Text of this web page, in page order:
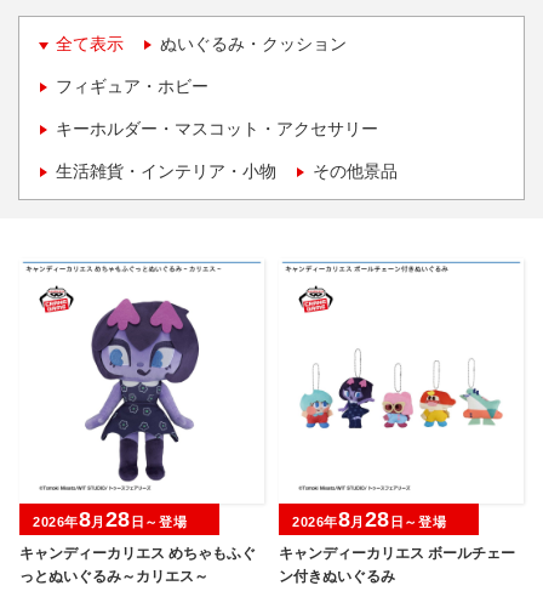
全て表示 ぬいぐるみ・クッション
フィギュア・ホビー
キーホルダー・マスコット・アクセサリー
生活雑貨・インテリア・小物 その他景品
キャンディーカリエス めちゃもふぐ
っとぬいぐるみ～カリエス～
2026年8月 28 日～登場
キャンディーカリエス ボールチェー
ン付きぬいぐるみ
2026年8月 28 日～登場